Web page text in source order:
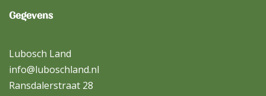
Gegevens
Lubosch Land
info@luboschland.nl
Ransdalerstraat 28